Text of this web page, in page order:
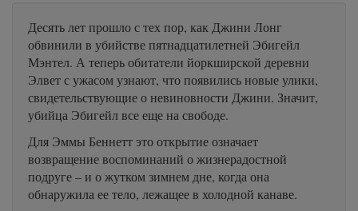
Десять лет прошло с тех пор, как Джини Лонг
обвинили в убийстве пятнадцатилетней Эбигейл
Мэнтел. А теперь обитатели йоркширской деревни
Элвет с ужасом узнают, что появились новые улики,
свидетельствующие о невиновности Джини. Значит,
убийца Эбигейл все еще на свободе.
Для Эммы Беннетт это открытие означает
возвращение воспоминаний о жизнерадостной
подруге – и о жутком зимнем дне, когда она
обнаружила ее тело, лежащее в холодной канаве.